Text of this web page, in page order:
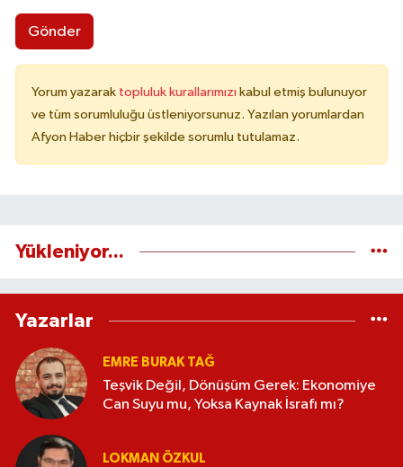
Gönder
Yorum yazarak topluluk kurallarımızı kabul etmiş bulunuyor
ve tüm sorumluluğu üstleniyorsunuz. Yazılan yorumlardan
Afyon Haber hiçbir şekilde sorumlu tutulamaz.
Yükleniyor...
Yazarlar
EMRE BURAK TAĞ
Teşvik Değil, Dönüşüm Gerek: Ekonomiye
Can Suyu mu, Yoksa Kaynak İsrafı mı?
LOKMAN ÖZKUL